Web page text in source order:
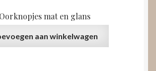
Oorknopjes mat en glans
aan winkelwagen